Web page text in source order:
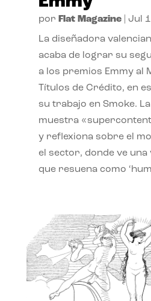
por Flat Magazine| Jul
La diseñadora
acaba de lograr su
a los premios Emmy al
Títulos de Crédito, en
su trabajo en Smoke.
muestra
y reflexiona sobre el
el sector, donde ve una
que resuena como